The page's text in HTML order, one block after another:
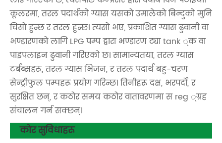
कूलरमा, तरल पदार्थको ग्यास यसको उमालेको बिन्दुको मुनि
चिसो हुन्छ र तरल हुन्छ। त्यसो भए, प्रकाशित ग्यास ढुवानी वा
भण्डारणको लागि LPG पम्प द्वारा भण्डारण ट्या tank ्क वा
पाइपलाइन ढुवानी गरिएको छ। सामान्यतया, तरल ग्यास
टर्बब्सहरू, तरल ग्यास भिजन, र तरल पदार्थ बहु-चरण
सेन्ट्रीफुल पम्पहरू प्रयोग गरिन्छ। तिनीहरू दक्ष, भरपर्दो, र
सुरक्षित छन्, र कठोर समय कठोर वातावरणमा स reg ्ग्रह
संचालन गर्न सक्छन्।
कोर सुविधाहरू